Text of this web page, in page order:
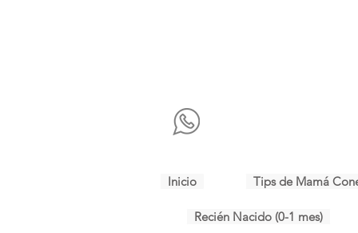
Inicio Tips de Mamá
Recién Nacido (0-1 mes)